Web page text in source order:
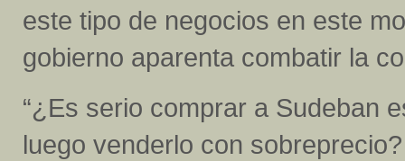
este tipo de negocios en este
gobierno aparenta combatir la
“¿Es serio comprar a Sudeban
luego venderlo con